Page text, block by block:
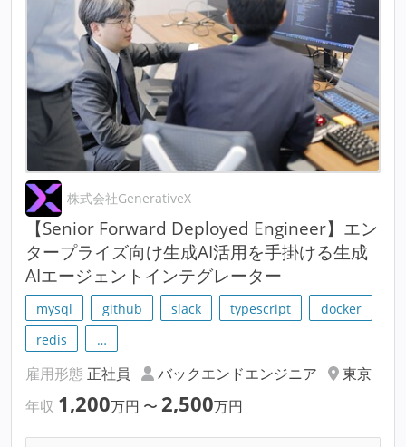
株式会社GenerativeX
【Senior Forward Deployed Engineer】エン
タープライズ向け生成AI活用を手掛ける生成
AIエージェントインテグレーター
mysql github slack typescript
docker
redis
…
雇用形態 正社員 バックエンドエンジニア
東京
年収 1,200万円 〜 2,500万円